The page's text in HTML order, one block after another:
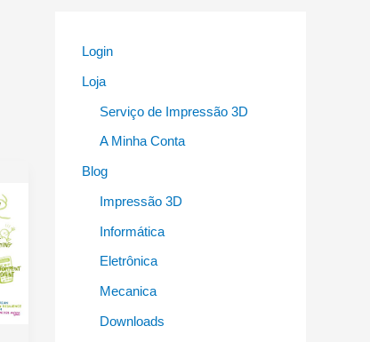
Login
Loja
Serviço de Impressão 3D
A Minha Conta
Blog
Impressão 3D
Informática
Eletrônica
Mecanica
Downloads